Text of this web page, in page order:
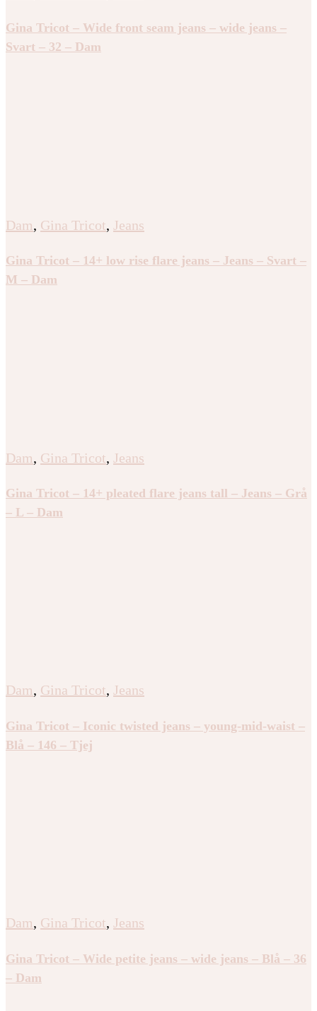
Gina Tricot – Wide front seam jeans – wide jeans –
Svart – 32 – Dam
Dam, Gina Tricot, Jeans
Gina Tricot – 14+ low rise flare jeans – Jeans – Svart –
M – Dam
Dam, Gina Tricot, Jeans
Gina Tricot – 14+ pleated flare jeans tall – Jeans – Grå
– L – Dam
Dam, Gina Tricot, Jeans
Gina Tricot – Iconic twisted jeans – young-mid-waist –
Blå – 146 – Tjej
Dam, Gina Tricot, Jeans
Gina Tricot – Wide petite jeans – wide jeans – Blå – 36
– Dam